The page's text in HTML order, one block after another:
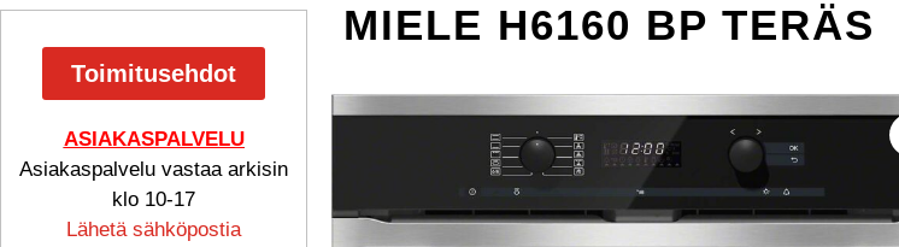
Toimitusehdot
ASIAKASPALVELU
Asiakaspalvelu vastaa arkisin
klo 10-17
Lähetä sähköpostia
MIELE H6160 BP TERÄS